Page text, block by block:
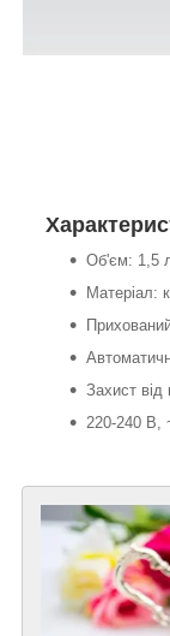
Об'єм: 1,5
Матеріал:
Захист від
220-240 В,